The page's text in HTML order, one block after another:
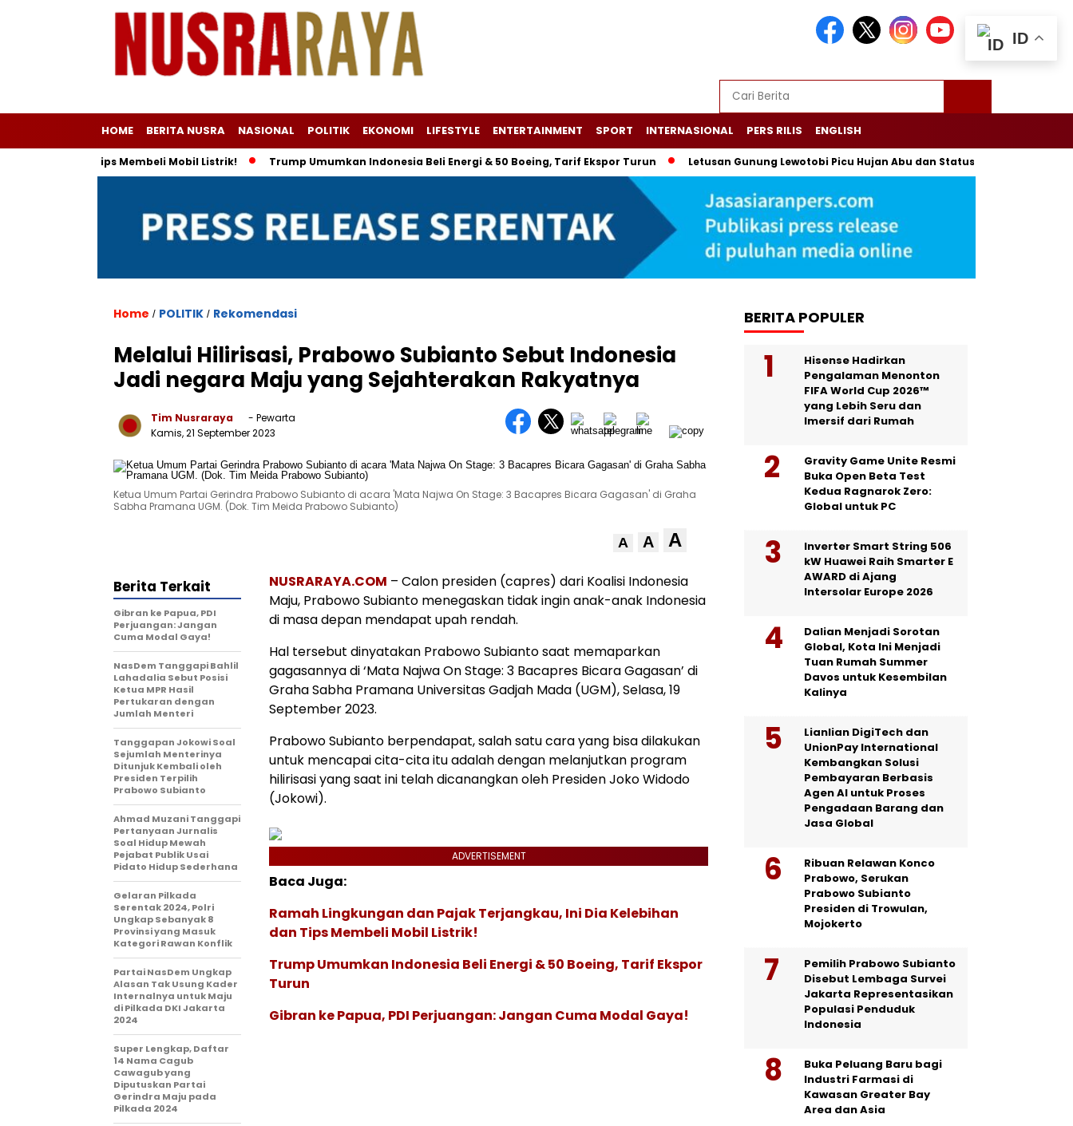
HOME BERITA NUSRA NASIONAL POLITIK EKONOMI LIFESTYLE ENTERTAINMENT SPORT INTERNASIONAL PERS RILIS ENGLISH
dan Tips Membeli Mobil Listrik! Trump Umumkan Indonesia Beli Energi & 50 Boeing, Tarif Ekspor Turun Letusan Gunung Lewotobi Picu Hujan Abu dan Status Awas di Flores
Home / POLITIK / Rekomendasi
Melalui Hilirisasi, Prabowo Subianto Sebut Indonesia
Jadi negara Maju yang Sejahterakan Rakyatnya
Tim Nusraraya
- Pewarta
Kamis, 21 September 2023
Ketua Umum Partai Gerindra Prabowo Subianto di acara 'Mata Najwa On Stage: 3 Bacapres Bicara Gagasan' di Graha
Sabha Pramana UGM. (Dok. Tim Meida Prabowo Subianto)
A A A
NUSRARAYA.COM – Calon presiden (capres) dari Koalisi Indonesia
Maju, Prabowo Subianto menegaskan tidak ingin anak-anak Indonesia
di masa depan mendapat upah rendah.
Hal tersebut dinyatakan Prabowo Subianto saat memaparkan
gagasannya di ‘Mata Najwa On Stage: 3 Bacapres Bicara Gagasan’ di
Graha Sabha Pramana Universitas Gadjah Mada (UGM), Selasa, 19
September 2023.
Prabowo Subianto berpendapat, salah satu cara yang bisa dilakukan
untuk mencapai cita-cita itu adalah dengan melanjutkan program
hilirisasi yang saat ini telah dicanangkan oleh Presiden Joko Widodo
(Jokowi).
ADVERTISEMENT
Baca Juga:
Ramah Lingkungan dan Pajak Terjangkau, Ini Dia Kelebihan
dan Tips Membeli Mobil Listrik!
Trump Umumkan Indonesia Beli Energi & 50 Boeing, Tarif Ekspor
Turun
Gibran ke Papua, PDI Perjuangan: Jangan Cuma Modal Gaya!
Berita Terkait
Gibran ke Papua, PDI
Perjuangan: Jangan
Cuma Modal Gaya!
NasDem Tanggapi Bahlil
Lahadalia Sebut Posisi
Ketua MPR Hasil
Pertukaran dengan
Jumlah Menteri
Tanggapan Jokowi Soal
Sejumlah Menterinya
Ditunjuk Kembali oleh
Presiden Terpilih
Prabowo Subianto
Ahmad Muzani Tanggapi
Pertanyaan Jurnalis
Soal Hidup Mewah
Pejabat Publik Usai
Pidato Hidup Sederhana
Gelaran Pilkada
Serentak 2024, Polri
Ungkap Sebanyak 8
Provinsi yang Masuk
Kategori Rawan Konflik
Partai NasDem Ungkap
Alasan Tak Usung Kader
Internalnya untuk Maju
di Pilkada DKI Jakarta
2024
Super Lengkap, Daftar
14 Nama Cagub
Cawagub yang
Diputuskan Partai
Gerindra Maju pada
Pilkada 2024
BERITA POPULER
Hisense Hadirkan
Pengalaman Menonton
FIFA World Cup 2026™
yang Lebih Seru dan
Imersif dari Rumah
Gravity Game Unite Resmi
Buka Open Beta Test
Kedua Ragnarok Zero:
Global untuk PC
Inverter Smart String 506
kW Huawei Raih Smarter E
AWARD di Ajang
Intersolar Europe 2026
Dalian Menjadi Sorotan
Global, Kota Ini Menjadi
Tuan Rumah Summer
Davos untuk Kesembilan
Kalinya
Lianlian DigiTech dan
UnionPay International
Kembangkan Solusi
Pembayaran Berbasis
Agen AI untuk Proses
Pengadaan Barang dan
Jasa Global
Ribuan Relawan Konco
Prabowo, Serukan
Prabowo Subianto
Presiden di Trowulan,
Mojokerto
Pemilih Prabowo Subianto
Disebut Lembaga Survei
Jakarta Representasikan
Populasi Penduduk
Indonesia
Buka Peluang Baru bagi
Industri Farmasi di
Kawasan Greater Bay
Area dan Asia
ID